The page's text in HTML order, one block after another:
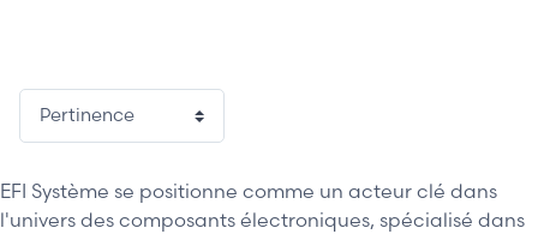
EFI Système se positionne comme un acteur clé dans
l'univers des composants électroniques, spécialisé dans